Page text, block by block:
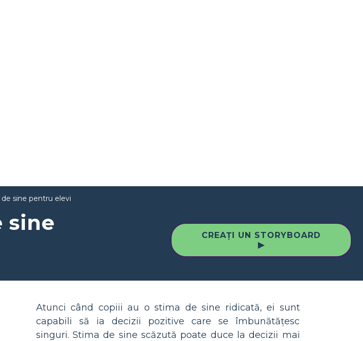
sine pentru elevi
sine
CREAȚI UN STORYBOARD
▶
Atunci când copiii au o stima de sine ridicată, ei sunt
capabili să ia decizii pozitive care se îmbunătățesc
singuri. Stima de sine scăzută poate duce la decizii mai